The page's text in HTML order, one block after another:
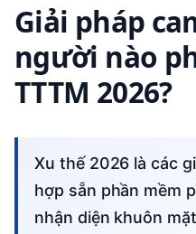
Giải pháp
người nào
TTTM 2026?
Xu thế 2026 là các giải pháp camera AI tích
hợp sẵn phần mềm
nhận diện khuôn